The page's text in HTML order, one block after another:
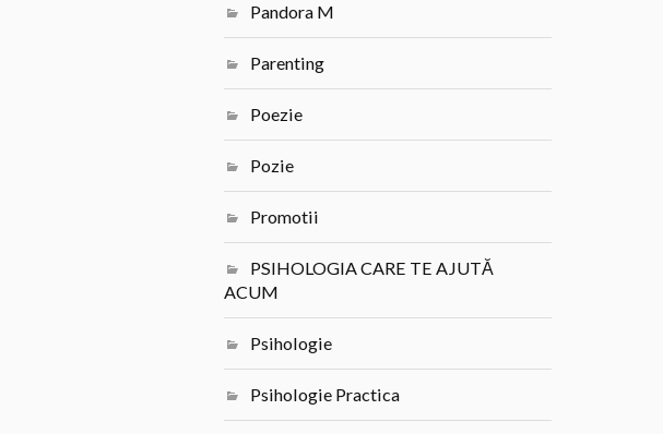
Pandora M
Parenting
Poezie
Pozie
Promotii
PSIHOLOGIA CARE TE AJUTĂ
ACUM
Psihologie
Psihologie Practica